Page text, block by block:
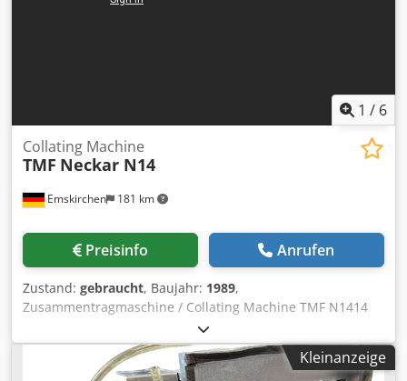
1 / 6
Emskirchen 181 km
Collating Machine
TMF Neckar N14
Preisinfo Anrufen
Zustand: gebraucht, Baujahr: 1989,
Zusammentragmaschine / Collating Machine TMF N1414
Stationen Zusammentragmaschine A3 - 7 Stationen
Zusammentragmaschine A2 14 Stations Collating Machine
Size A3 - 7 Stations Collating Machine Size A2 Mit einem
Kleinanzeige